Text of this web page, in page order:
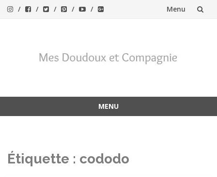
Menu
MENU
Étiquette : cododo